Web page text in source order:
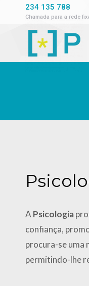
234 135 788
Chamada para a rede
A Psicologia
confiança,
procura-se uma
permitindo-lhe